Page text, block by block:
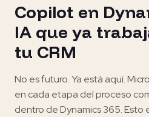
Copilot en
IA que ya
tu CRM
No es futuro. Ya está aquí.
en cada etapa del proceso
dentro de Dynamics 365. Esto